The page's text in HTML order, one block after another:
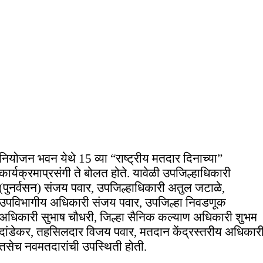
भवन येथे 15 व्या “राष्ट्रीय मतदार दिनाच्या”
ते बोलत होते. यावेळी उपजिल्हाधिकारी
संजय पवार, उपजिल्हाधिकारी अतुल जटाळे,
अधिकारी संजय पवार, उपजिल्हा निवडणूक
सुभाष चौधरी, जिल्हा सैनिक कल्याण अधिकारी शुभम
तहसिलदार विजय पवार, मतदान केंद्रस्तरीय
नवमतदारांची उपस्थिती होती.